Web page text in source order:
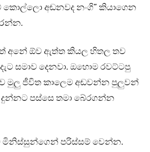
කොල්ලො අඬනවද නංගි” කියාගෙන
අනේ ඕව ඇත්ත කියල හිතල තව
සමාව දෙනවා. ඔහොම රවට්ටපු
මුලු ජීවිත කාලෙම අඬවන්න පුලුවන්
පස්සෙ තමා බේරගන්න
මිනිස්සුන්ගෙන් පරිස්සම් වෙන්න.